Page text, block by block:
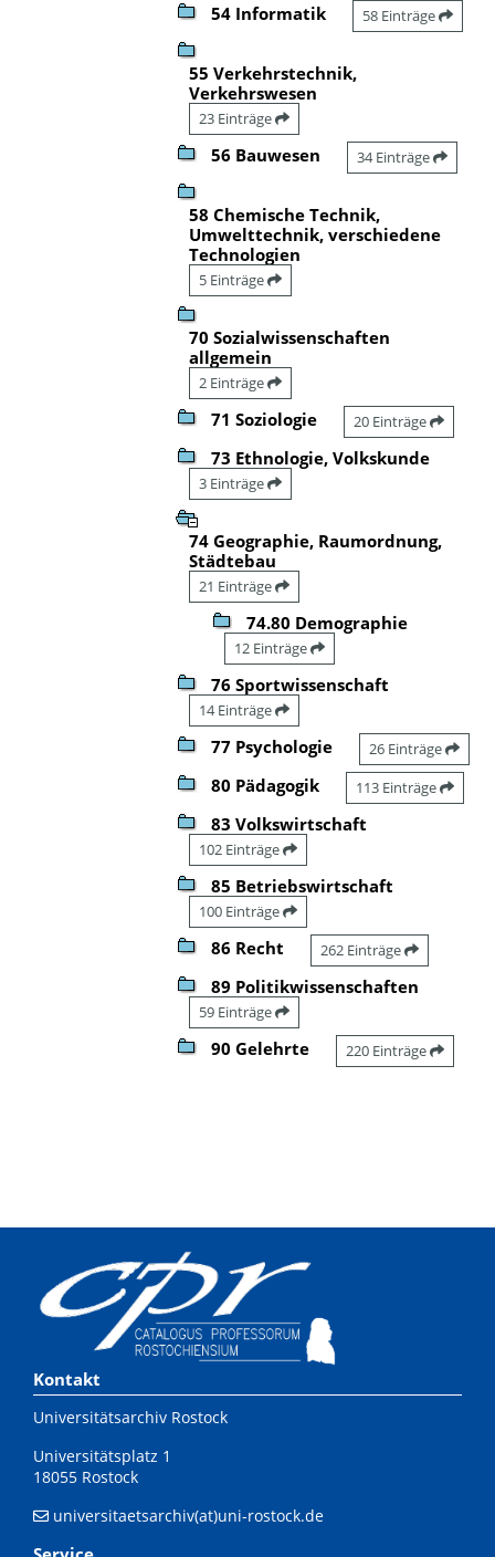
54 Informatik 58 Einträge
55 Verkehrstechnik,
Verkehrswesen
23 Einträge
56 Bauwesen 34 Einträge
58 Chemische Technik,
Umwelttechnik, verschiedene
Technologien
5 Einträge
70 Sozialwissenschaften
allgemein
2 Einträge
71 Soziologie 20 Einträge
73 Ethnologie, Volkskunde
3 Einträge
74 Geographie, Raumordnung,
Städtebau
21 Einträge
74.80 Demographie
12 Einträge
76 Sportwissenschaft
14 Einträge
77 Psychologie 26 Einträge
80 Pädagogik 113 Einträge
83 Volkswirtschaft
102 Einträge
85 Betriebswirtschaft
100 Einträge
86 Recht 262 Einträge
89 Politikwissenschaften
59 Einträge
90 Gelehrte 220 Einträge
Kontakt
Universitätsarchiv Rostock
Universitätsplatz 1
18055 Rostock
universitaetsarchiv(at)uni-rostock.de